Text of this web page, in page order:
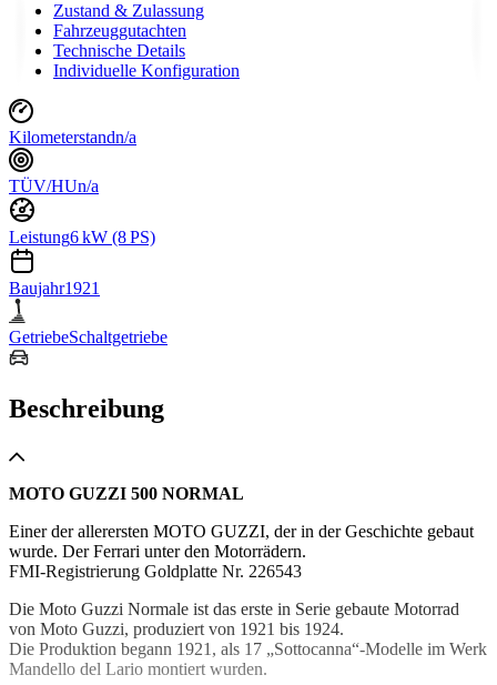
Zustand & Zulassung
Fahrzeuggutachten
Technische Details
Individuelle Konfiguration
Kilometerstandn/a
TÜV/HUn/a
Leistung6 kW (8 PS)
Baujahr1921
GetriebeSchaltgetriebe
Beschreibung
MOTO GUZZI 500 NORMAL
Einer der allerersten MOTO GUZZI, der in der Geschichte gebaut
wurde. Der Ferrari unter den Motorrädern.
FMI-Registrierung Goldplatte Nr. 226543
Die Moto Guzzi Normale ist das erste in Serie gebaute Motorrad
von Moto Guzzi, produziert von 1921 bis 1924.
Die Produktion begann 1921, als 17 „Sottocanna“-Modelle im Werk
Mandello del Lario montiert wurden.